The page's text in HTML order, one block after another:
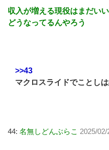
収入が増える現役はまだい
どうなってるんやろう
>>43
マクロスライドでことし
44: 名無しどんぶらこ 2025/